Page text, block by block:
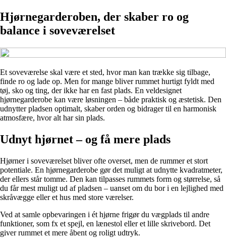
Hjørnegarderoben, der skaber ro og
balance i soveværelset
Et soveværelse skal være et sted, hvor man kan trække sig tilbage,
finde ro og lade op. Men for mange bliver rummet hurtigt fyldt med
tøj, sko og ting, der ikke har en fast plads. En veldesignet
hjørnegarderobe kan være løsningen – både praktisk og æstetisk. Den
udnytter pladsen optimalt, skaber orden og bidrager til en harmonisk
atmosfære, hvor alt har sin plads.
Udnyt hjørnet – og få mere plads
Hjørner i soveværelset bliver ofte overset, men de rummer et stort
potentiale. En hjørnegarderobe gør det muligt at udnytte kvadratmeter,
der ellers står tomme. Den kan tilpasses rummets form og størrelse, så
du får mest muligt ud af pladsen – uanset om du bor i en lejlighed med
skråvægge eller et hus med store værelser.
Ved at samle opbevaringen i ét hjørne frigør du vægplads til andre
funktioner, som fx et spejl, en lænestol eller et lille skrivebord. Det
giver rummet et mere åbent og roligt udtryk.